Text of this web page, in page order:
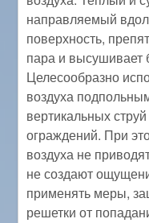
направляемый
поверхность,
пара и высушивает
Целесообразно
воздуха
вертикальных
ограждений. При
воздуха не
не создают
применять меры,
решетки от